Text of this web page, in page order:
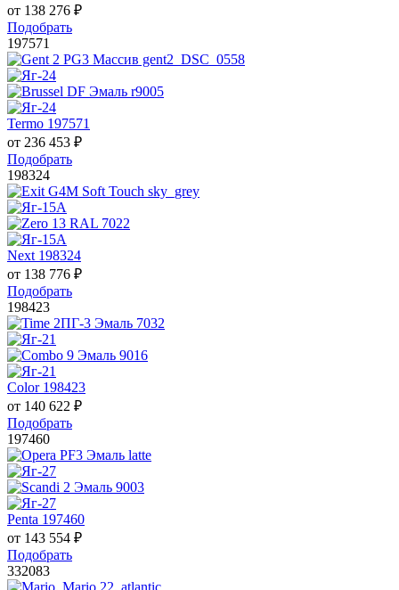
от 138 276 ₽
Подобрать
197571
Termo 197571
от 236 453 ₽
Подобрать
198324
Next 198324
от 138 776 ₽
Подобрать
198423
Color 198423
от 140 622 ₽
Подобрать
197460
Penta 197460
от 143 554 ₽
Подобрать
332083